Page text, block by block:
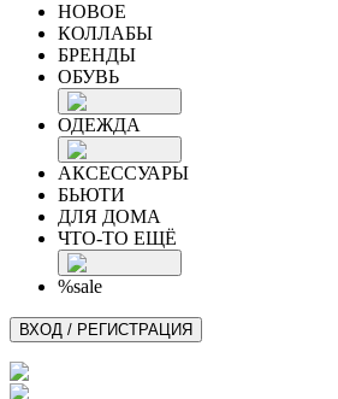
НОВОЕ
КОЛЛАБЫ
БРЕНДЫ
ОБУВЬ
ОДЕЖДА
АКСЕССУАРЫ
БЬЮТИ
ДЛЯ ДОМА
ЧТО-ТО ЕЩЁ
%sale
ВХОД / РЕГИСТРАЦИЯ